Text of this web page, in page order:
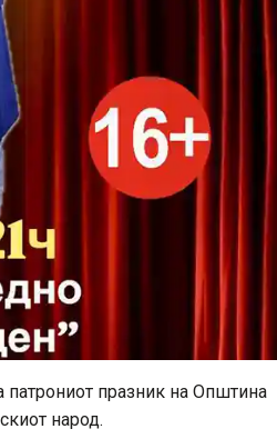
патрониот празник на Општина
народ.